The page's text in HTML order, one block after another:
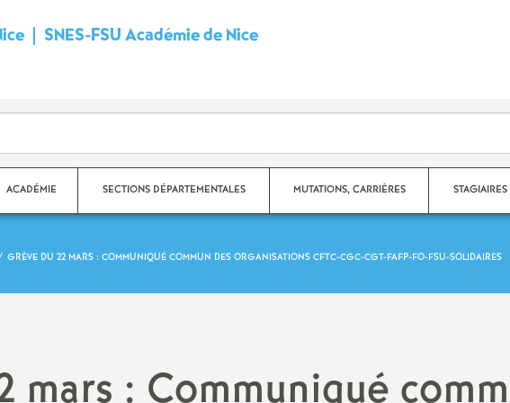
SNES-FSU Académie de NiceS
n
i
t
ACADÉMIE SECTIONS DÉPARTEMENTALES
Maritimes
MUTATIONS, CARRIÈRES
GRÈVE DU 22 MARS : COMMUNIQUÉ COMMUN DES ORGANISATIONS CFTC-CGC-CGT-FAFP-FO-FSU-SOLIDAIRES
mars : Communiqué